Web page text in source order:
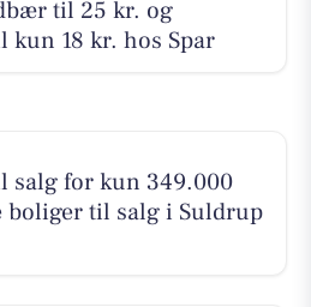
til 25 kr. og
18 kr. hos Spar
salg for kun 349.000
boliger til salg i Suldrup